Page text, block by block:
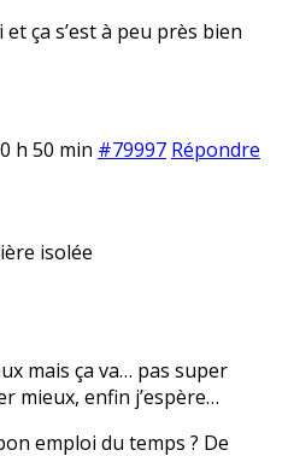
ça s’est à peu près bien
h 50 min #79997 Répondre
isolée
mais ça va… pas super
mieux, enfin j’espère…
emploi du temps ? De